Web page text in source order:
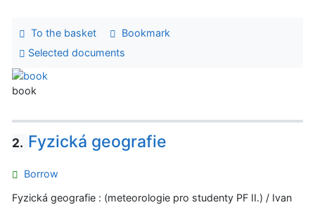
To the basket
Bookmark
Selected documents
book
2. Fyzická geografie
Borrow
Fyzická geografie : (meteorologie pro studenty PF II.) / Ivan